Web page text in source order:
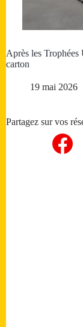
Après les
carton
19 mai 2026
Partagez sur vos